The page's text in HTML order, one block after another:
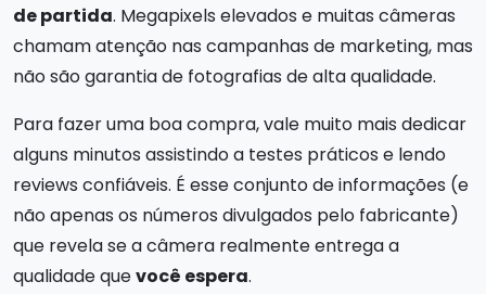
de partida. Megapixels elevados e muitas câmeras
chamam atenção nas campanhas de marketing, mas
não são garantia de fotografias de alta qualidade.
Para fazer uma boa compra, vale muito mais dedicar
alguns minutos assistindo a testes práticos e lendo
reviews confiáveis. É esse conjunto de informações (e
não apenas os números divulgados pelo fabricante)
que revela se a câmera realmente entrega a
qualidade quevocê espera.